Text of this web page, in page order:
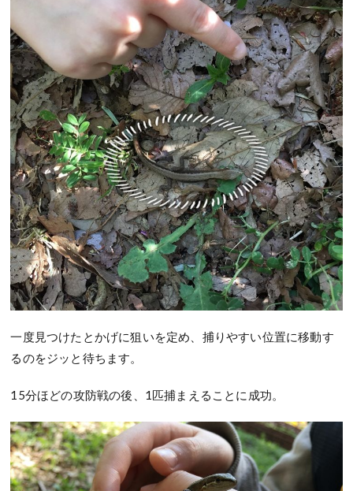
一度見つけたとかげに狙いを定め、捕りやすい位置に移動す
るのをジッと待ちます。
15分ほどの攻防戦の後、1匹捕まえることに成功。